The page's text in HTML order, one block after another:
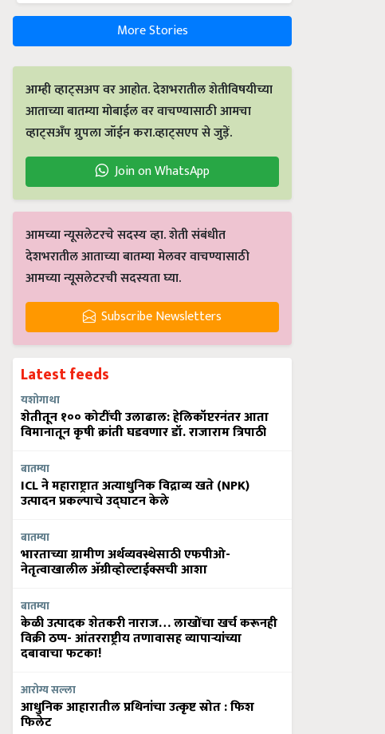
More Stories
आम्ही व्हाट्सअप वर आहोत. देशभरातील शेतीविषयीच्या
आताच्या बातम्या मोबाईल वर वाचण्यासाठी आमचा
व्हाट्सअँप ग्रुपला जॉईन करा.व्हाट्सएप से जुड़ें.
Join on WhatsApp
आमच्या न्यूसलेटरचे सदस्य व्हा. शेती संबंधीत
देशभरातील आताच्या बातम्या मेलवर वाचण्यासाठी
आमच्या न्यूसलेटरची सदस्यता घ्या.
Subscribe Newsletters
Latest feeds
यशोगाथा
शेतीतून १०० कोटींची उलाढाल: हेलिकॉप्टरनंतर आता
विमानातून कृषी क्रांती घडवणार डॉ. राजाराम त्रिपाठी
बातम्या
ICL ने महाराष्ट्रात अत्याधुनिक विद्राव्य खते (NPK)
उत्पादन प्रकल्पाचे उद्घाटन केले
बातम्या
भारताच्या ग्रामीण अर्थव्यवस्थेसाठी एफपीओ-
नेतृत्वाखालील अ‍ॅग्रीव्होल्टाईक्सची आशा
बातम्या
केळी उत्पादक शेतकरी नाराज… लाखोंचा खर्च करूनही
विक्री ठप्प- आंतरराष्ट्रीय तणावासह व्यापाऱ्यांच्या
दबावाचा फटका!
आरोग्य सल्ला
आधुनिक आहारातील प्रथिनांचा उत्कृष्ट स्रोत : फिश
फिलेट